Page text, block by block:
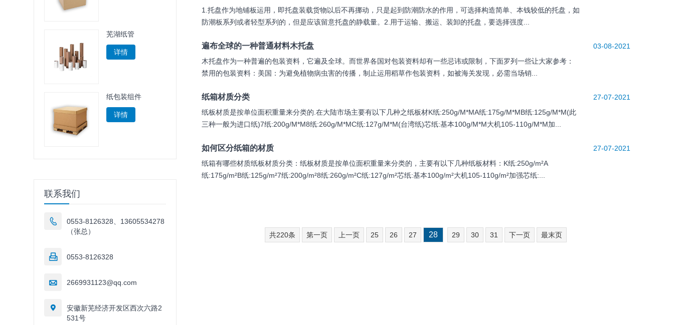
1.托盘作为地铺板运用，即托盘装载货物以后不再挪动，只是起到防潮防水的作用，可选择构造简单、本钱较低的托盘，如
防潮板系列或者轻型系列的，但是应该留意托盘的静载量。2.用于运输、搬运、装卸的托盘，要选择强度...
遍布全球的一种普通材料木托盘
木托盘作为一种普遍的包装资料，它遍及全球。而世界各国对包装资料却有一些忌讳或限制，下面罗列一些让大家参考：
禁用的包装资料：美国：为避免植物病虫害的传播，制止运用稻草作包装资料，如被海关发现，必需当场销...
03-08-2021
纸箱材质分类
纸板材质是按单位面积重量来分类的.在大陆市场主要有以下几种之纸板材K纸:250g/M*MA纸:175g/M*MB纸:125g/M*M(此
三种一般为进口纸)7纸:200g/M*M8纸:260g/M*MC纸:127g/M*M(台湾纸)芯纸:基本100g/M*M大机105-110g/M*M加...
27-07-2021
如何区分纸箱的材质
纸箱有哪些材质纸板材质分类：纸板材质是按单位面积重量来分类的，主要有以下几种纸板材料：K纸:250g/m²A
纸:175g/m²B纸:125g/m²7纸:200g/m²8纸:260g/m²C纸:127g/m²芯纸:基本100g/m²大机105-110g/m²加强芯纸:...
27-07-2021
共220条 第一页 上一页 25 26 27 28 29 30 31 下一页 最末页
芜湖纸管
详情
纸包装组件
详情
联系我们

0553-8126328、13605534278
（张总）
 0553-8126328
 2669931123@qq.com

安徽新芜经济开发区西次六路2
531号